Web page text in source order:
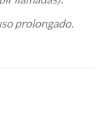
prolongado.